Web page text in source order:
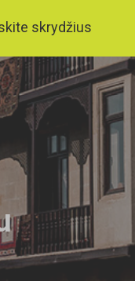
skrydžius